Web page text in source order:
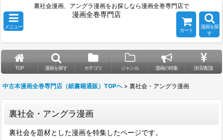
裏社会漫画、アングラ漫画をお探しなら漫画全巻専門店で
メニュー
漫画全巻専門店
カート
漫画を探
す
TOP 漫画を探す カテゴリ ジャンル 漫画の特集 決済/配送
中古本漫画全巻専門店（紙書籍通販）TOPへ > 裏社会・アングラ漫画
裏社会・アングラ漫画
裏社会を題材とした漫画を特集したページです。